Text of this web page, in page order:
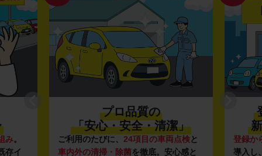
み。
存イ
プロ品質の
「安心・安全・清潔」
ご利用のたびに、 24項目の車両点検と
車内外の清掃・除菌を徹底。安心感と
登録か
導入し